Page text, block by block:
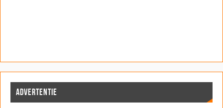
ADVERTENTIE